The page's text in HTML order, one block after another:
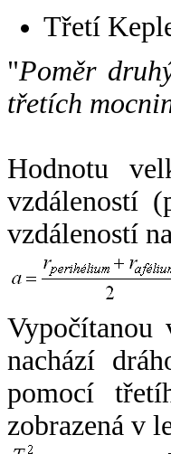
Třetí
"Poměr
třetích
Hodnotu
vzdáleností
vzdáleností
Vypočítanou
nachází
pomocí
zobrazená v